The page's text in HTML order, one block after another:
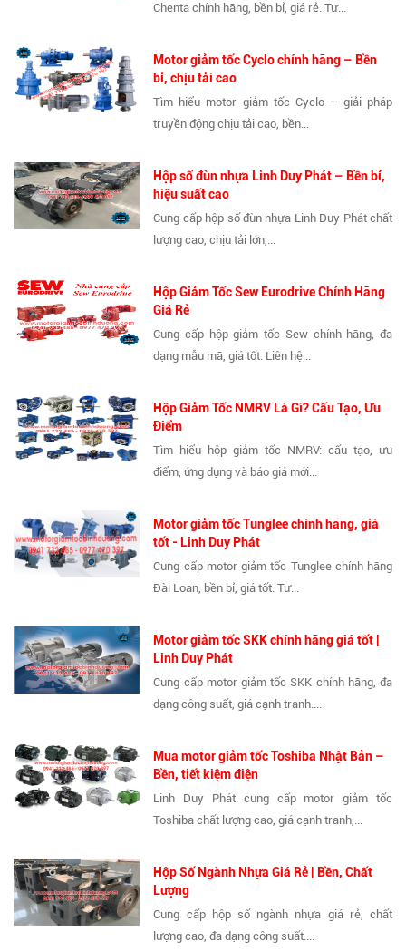
Chenta chính hãng, bền bỉ, giá rẻ. Tư...
Motor giảm tốc Cyclo chính hãng – Bền
bỉ, chịu tải cao
Tìm hiểu motor giảm tốc Cyclo – giải pháp
truyền động chịu tải cao, bền...
Hộp số đùn nhựa Linh Duy Phát – Bền bỉ,
hiệu suất cao
Cung cấp hộp số đùn nhựa Linh Duy Phát chất
lượng cao, chịu tải lớn,...
Hộp Giảm Tốc Sew Eurodrive Chính Hãng
Giá Rẻ
Cung cấp hộp giảm tốc Sew chính hãng, đa
dạng mẫu mã, giá tốt. Liên hệ...
Hộp Giảm Tốc NMRV Là Gì? Cấu Tạo, Ưu
Điểm
Tìm hiểu hộp giảm tốc NMRV: cấu tạo, ưu
điểm, ứng dụng và báo giá mới...
Motor giảm tốc Tunglee chính hãng, giá
tốt - Linh Duy Phát
Cung cấp motor giảm tốc Tunglee chính hãng
Đài Loan, bền bỉ, giá tốt. Tư...
Motor giảm tốc SKK chính hãng giá tốt |
Linh Duy Phát
Cung cấp motor giảm tốc SKK chính hãng, đa
dạng công suất, giá cạnh tranh....
Mua motor giảm tốc Toshiba Nhật Bản –
Bền, tiết kiệm điện
Linh Duy Phát cung cấp motor giảm tốc
Toshiba chất lượng cao, giá cạnh tranh,...
Hộp Số Ngành Nhựa Giá Rẻ | Bền, Chất
Lượng
Cung cấp hộp số ngành nhựa giá rẻ, chất
lượng cao, đa dạng công suất....